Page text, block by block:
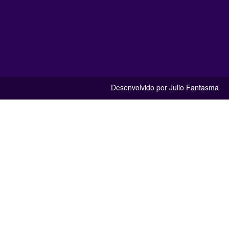
Desenvolvido por Julio Fantasma